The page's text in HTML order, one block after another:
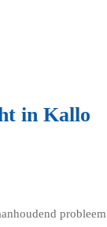
in Kallo
probleem